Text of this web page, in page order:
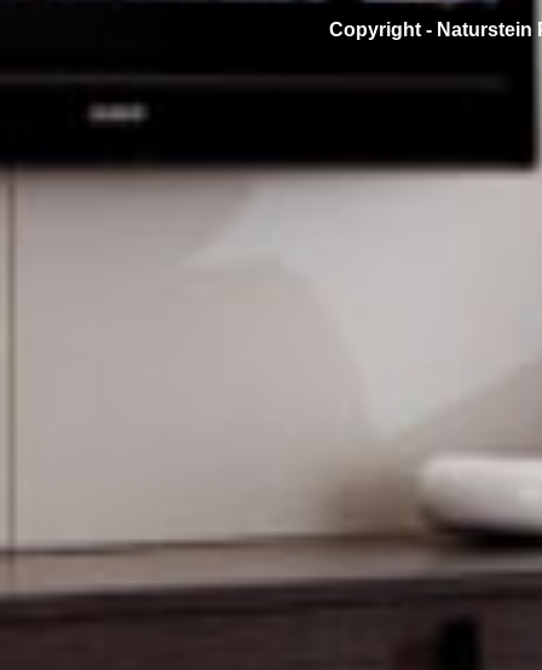
Copyright - Naturstein